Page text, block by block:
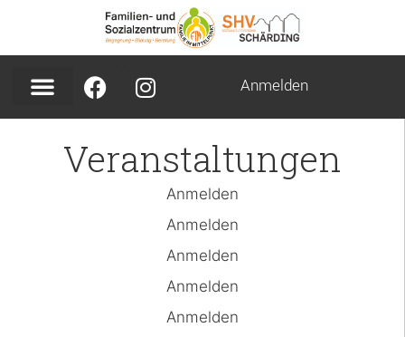
Anmelden
Veranstaltungen
Anmelden
Anmelden
Anmelden
Anmelden
Anmelden